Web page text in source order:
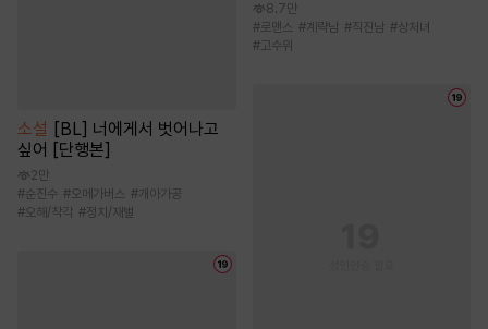
소설 [BL] 너에게서 벗어나고
싶어 [단행본]
2만
#순진수 #오메가버스 # 개아가공
#오해/착각 #정치/재벌
8.7만
#로맨스 #계략남 #직진남 #상처녀
#고수위